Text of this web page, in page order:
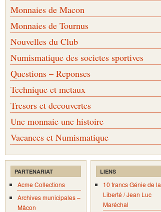
Monnaies de Macon
Monnaies de Tournus
Nouvelles du Club
Numismatique des societes sportives
Questions – Reponses
Technique et metaux
Tresors et decouvertes
Une monnaie une histoire
Vacances et Numismatique
PARTENARIAT
Acme Collections
Archives municipales –
Mâcon
LIENS
10 francs Génie de la
Liberté / Jean Luc
Maréchal